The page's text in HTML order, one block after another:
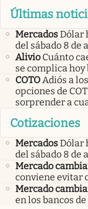
Últimas
MercadosDólar
del sábado 8 de
Alivio Cuánto
se complica
COTOAdiós a
opciones de
sorprender a
Cotizaciones
MercadosDólar
del sábado 8 de
Mercado
conviene evitar
Mercado
en los bancos